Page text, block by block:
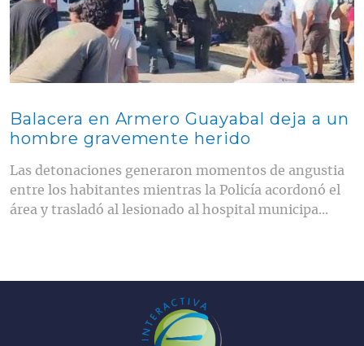
Balacera en Armero Guayabal deja a un
hombre gravemente herido
Las detonaciones generaron momentos de angustia
entre los habitantes mientras la Policía acordonó el
área y trasladó al lesionado al hospital municipa...